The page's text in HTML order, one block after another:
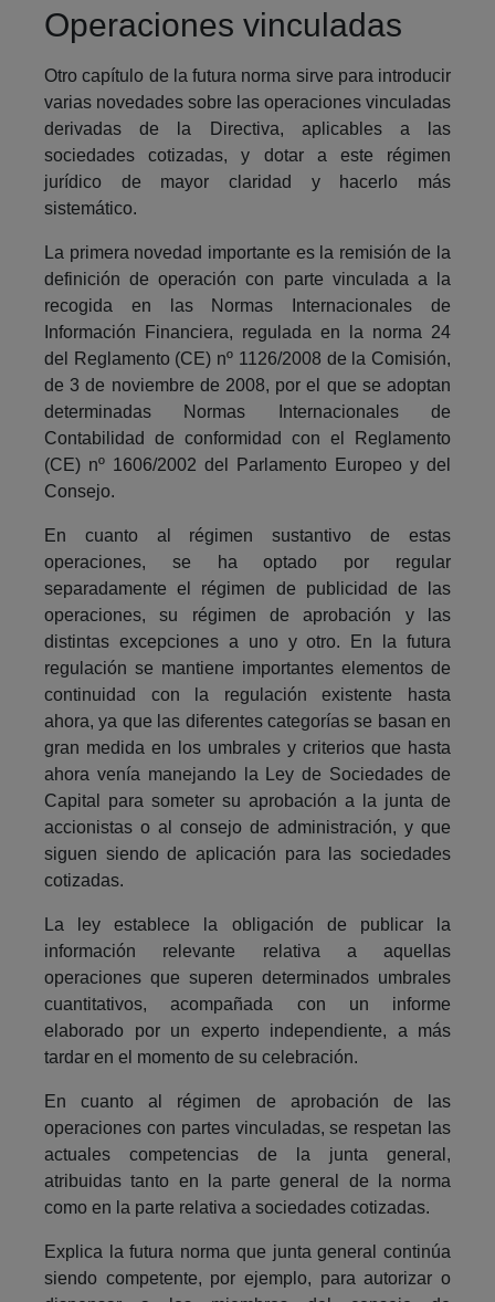
Operaciones vinculadas
Otro capítulo de la futura norma sirve para introducir
varias novedades sobre las operaciones vinculadas
derivadas de la Directiva, aplicables a las
sociedades cotizadas, y dotar a este régimen
jurídico de mayor claridad y hacerlo más
sistemático.
La primera novedad importante es la remisión de la
definición de operación con parte vinculada a la
recogida en las Normas Internacionales de
Información Financiera, regulada en la norma 24
del Reglamento (CE) nº 1126/2008 de la Comisión,
de 3 de noviembre de 2008, por el que se adoptan
determinadas Normas Internacionales de
Contabilidad de conformidad con el Reglamento
(CE) nº 1606/2002 del Parlamento Europeo y del
Consejo.
En cuanto al régimen sustantivo de estas
operaciones, se ha optado por regular
separadamente el régimen de publicidad de las
operaciones, su régimen de aprobación y las
distintas excepciones a uno y otro. En la futura
regulación se mantiene importantes elementos de
continuidad con la regulación existente hasta
ahora, ya que las diferentes categorías se basan en
gran medida en los umbrales y criterios que hasta
ahora venía manejando la Ley de Sociedades de
Capital para someter su aprobación a la junta de
accionistas o al consejo de administración, y que
siguen siendo de aplicación para las sociedades
cotizadas.
La ley establece la obligación de publicar la
información relevante relativa a aquellas
operaciones que superen determinados umbrales
cuantitativos, acompañada con un informe
elaborado por un experto independiente, a más
tardar en el momento de su celebración.
En cuanto al régimen de aprobación de las
operaciones con partes vinculadas, se respetan las
actuales competencias de la junta general,
atribuidas tanto en la parte general de la norma
como en la parte relativa a sociedades cotizadas.
Explica la futura norma que junta general continúa
siendo competente, por ejemplo, para autorizar o